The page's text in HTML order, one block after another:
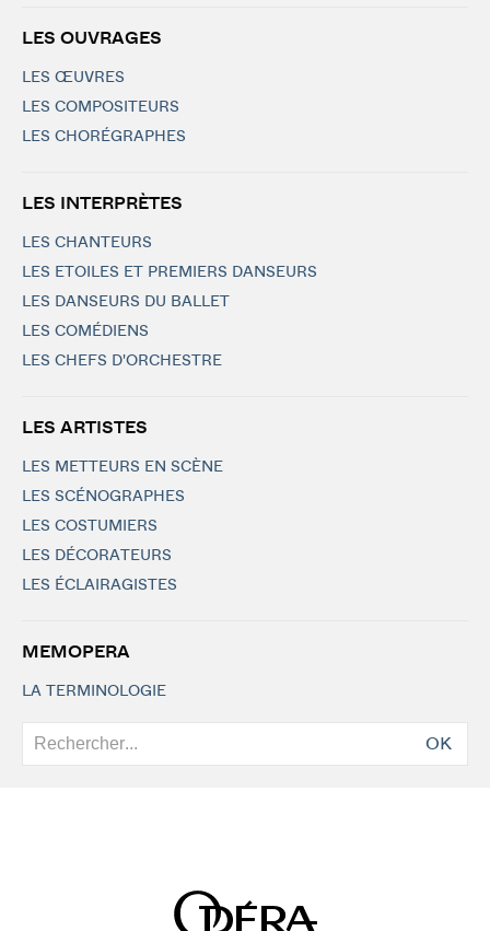
LES OUVRAGES
LES ŒUVRES
LES COMPOSITEURS
LES CHORÉGRAPHES
LES INTERPRÈTES
LES CHANTEURS
LES ETOILES ET PREMIERS DANSEURS
LES DANSEURS DU BALLET
LES COMÉDIENS
LES CHEFS D'ORCHESTRE
LES ARTISTES
LES METTEURS EN SCÈNE
LES SCÉNOGRAPHES
LES COSTUMIERS
LES DÉCORATEURS
LES ÉCLAIRAGISTES
MEMOPERA
LA TERMINOLOGIE
OK